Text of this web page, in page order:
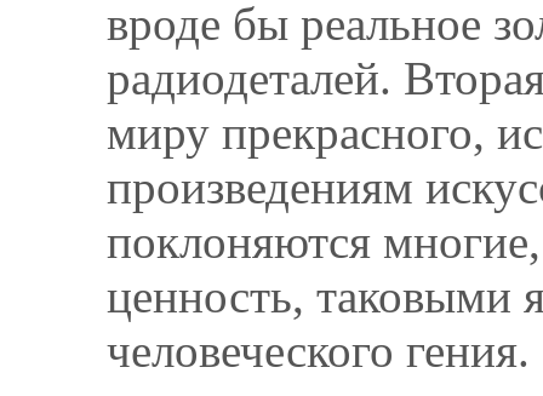
вроде бы реальное
радиодеталей.
миру прекрасного,
произведениям
поклоняются
ценность, таковыми
человеческого гения.